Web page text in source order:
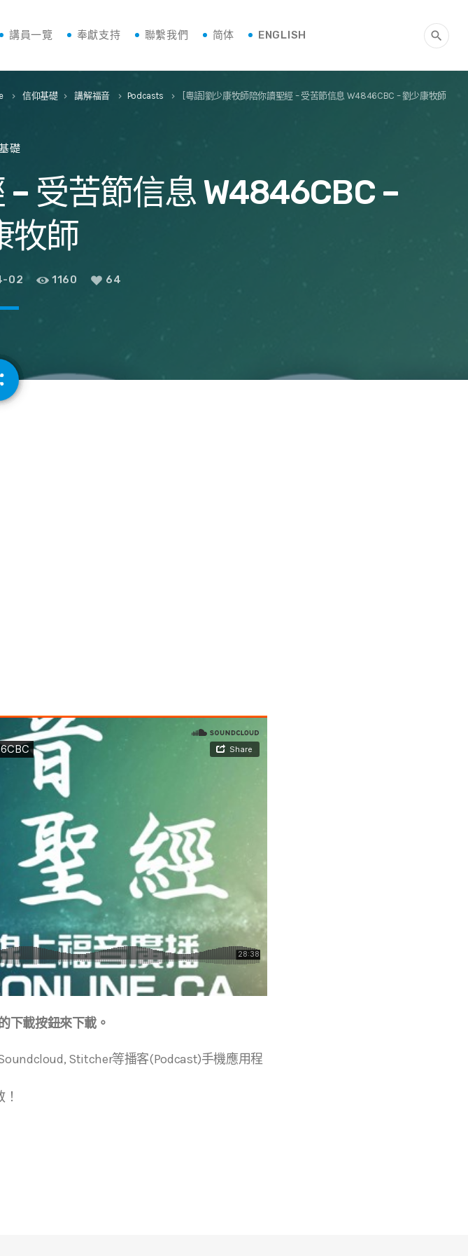
講員一覽 奉獻支持 聯繫我們 简体 ENGLISH search
keyboard_arrow_right 信仰基礎 keyboard_arrow_right 講解福音 keyboard_arrow_right Podcasts keyboard_arrow_right [粵語]劉少康牧師陪你讀聖經 – 受苦節信息 W4846CBC – 劉少康牧師
礎
受苦節信息 W4846CBC –
牧師
02 1160 64
下載按鈕來下載。
Stitcher等播客(Podcast)手機應用程